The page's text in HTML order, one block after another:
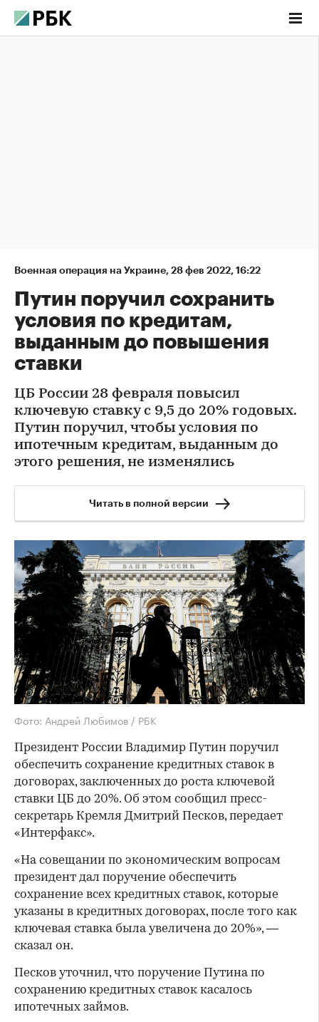
Военная операция на Украине, 28 фев 2022, 16:22
Путин поручил сохранить
условия по кредитам,
выданным до повышения
ставки
ЦБ России 28 февраля повысил
ключевую ставку с 9,5 до 20% годовых.
Путин поручил, чтобы условия по
ипотечным кредитам, выданным до
этого решения, не изменялись
Читать в полной версии
Фото: Андрей Любимов / РБК
Президент России Владимир Путин поручил
обеспечить сохранение кредитных ставок в
договорах, заключенных до роста ключевой
ставки ЦБ до 20%. Об этом сообщил пресс-
секретарь Кремля Дмитрий Песков, передает
«Интерфакс».
«На совещании по экономическим вопросам
президент дал поручение обеспечить
сохранение всех кредитных ставок, которые
указаны в кредитных договорах, после того как
ключевая ставка была увеличена до 20%», —
сказал он.
Песков уточнил, что поручение Путина по
сохранению кредитных ставок касалось
ипотечных займов.